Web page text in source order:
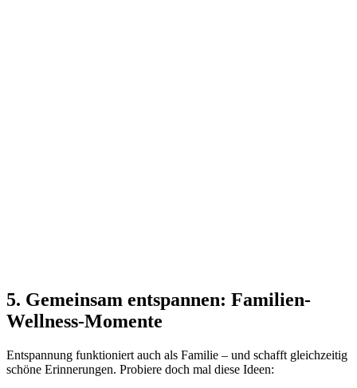
5. Gemeinsam entspannen: Familien-
Wellness-Momente
Entspannung funktioniert auch als Familie – und schafft gleichzeitig
schöne Erinnerungen. Probiere doch mal diese Ideen: